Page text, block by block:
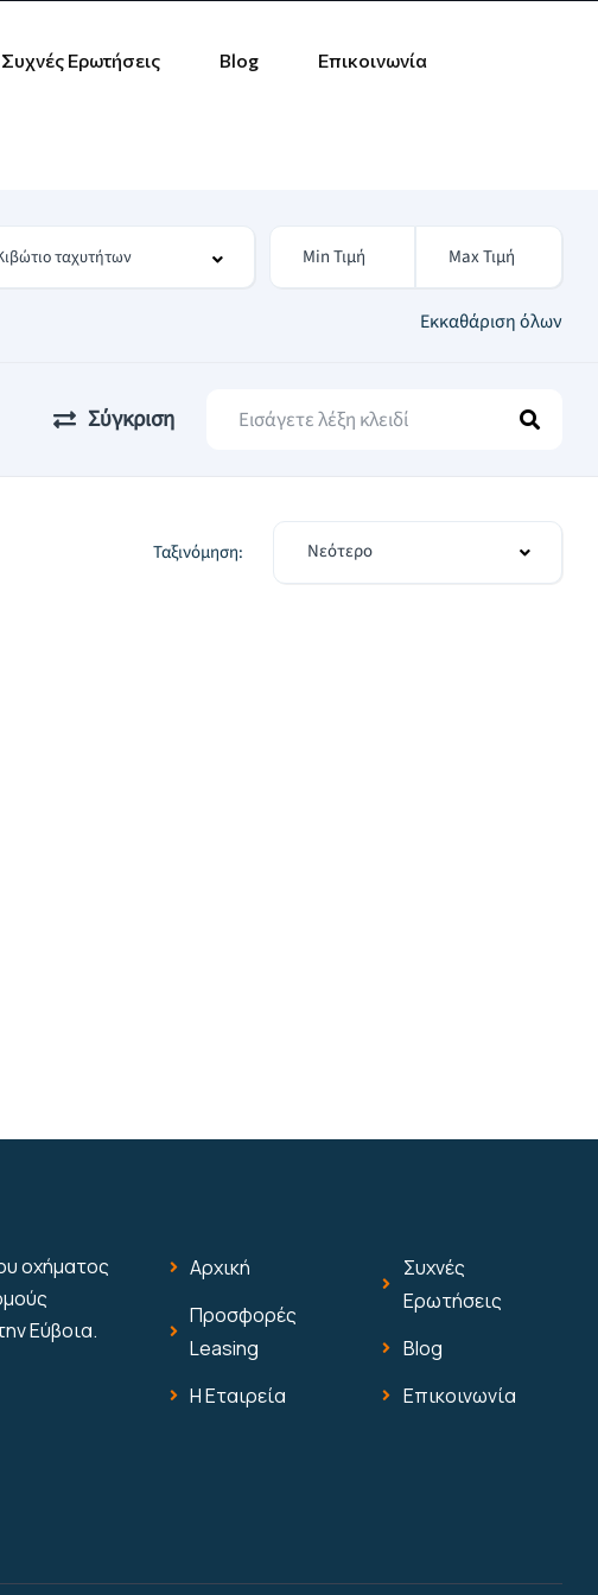
Συχνές Ερωτήσεις Blog Επικοινωνία
Εκκαθάριση όλων
Σύγκριση
Ταξινόμηση: Νεότερο
οχήματος
Εύβοια.
Αρχική
Προσφορές
Leasing
Η Εταιρεία
Συχνές
Ερωτήσεις
Blog
Επικοινωνία